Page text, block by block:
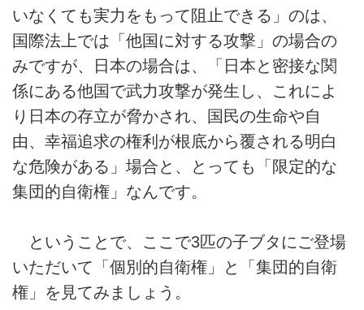
いなくても実力をもって阻止できる」のは、
国際法上では「他国に対する攻撃」の場合の
みですが、日本の場合は、「日本と密接な関
係にある他国で武力攻撃が発生し、これによ
り日本の存立が脅かされ、国民の生命や自
由、幸福追求の権利が根底から覆される明白
な危険がある」場合と、とっても「限定的な
集団的自衛権」なんです。
ということで、ここで3匹の子ブタにご登場
いただいて「個別的自衛権」と「集団的自衛
権」を見てみましょう。